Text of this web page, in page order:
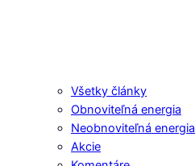
Všetky články
Obnoviteľná energia
Neobnoviteľná energia
Akcie